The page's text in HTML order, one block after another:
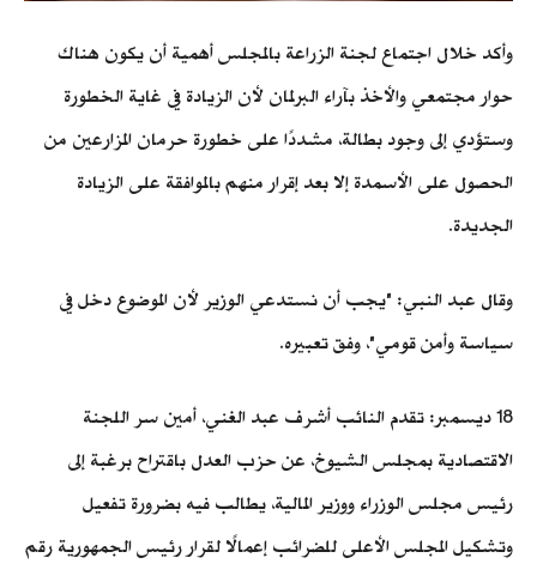
وأكد خلال اجتماع لجنة الزراعة بالمجلس أهمية أن يكون هناك
حوار مجتمعي والأخذ بآراء البرلمان لأن الزيادة في غاية الخطورة
وستؤدي إلى وجود بطالة، مشددًا على خطورة حرمان المزارعين من
الحصول على الأسمدة إلا بعد إقرار منهم بالموافقة على الزيادة
الجديدة.
وقال عبد النبي: "يجب أن نستدعي الوزير لأن الموضوع دخل في
سياسة وأمن قومي"، وفق تعبيره.
18 ديسمبر: تقدم النائب أشرف عبد الغني، أمين سر اللجنة
الاقتصادية بمجلس الشيوخ، عن حزب العدل باقتراح برغبة إلى
رئيس مجلس الوزراء ووزير المالية، يطالب فيه بضرورة تفعيل
وتشكيل المجلس الأعلى للضرائب إعمالًا لقرار رئيس الجمهورية رقم